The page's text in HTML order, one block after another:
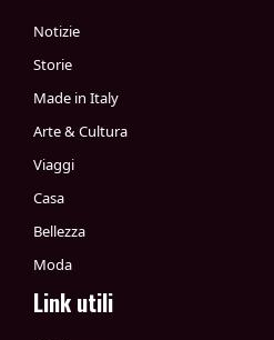
Notizie
Storie
Made in Italy
Arte & Cultura
Viaggi
Casa
Bellezza
Moda
Link utili